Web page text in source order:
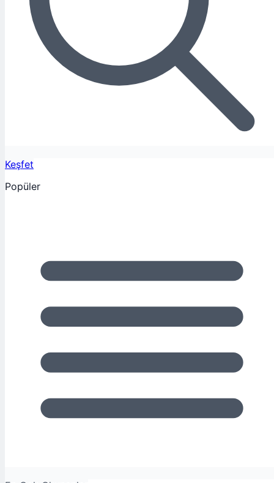
Keşfet
Popüler